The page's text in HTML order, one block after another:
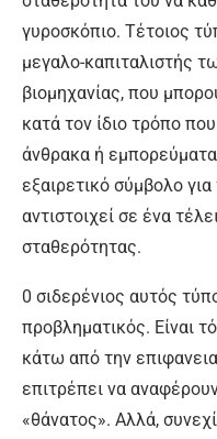
γυροσκόπιο. Τέτοιος
μεγαλο-καπιταλιστής
βιομηχανίας, που
κατά τον ίδιο τρόπο
άνθρακα ή
εξαιρετικό σύμβολο
αντιστοιχεί σε ένα
σταθερότητας.
0 σιδερένιος αυτός
προβληματικός. Είναι
κάτω από την
επιτρέπει να
«θάνατος». Αλλά,